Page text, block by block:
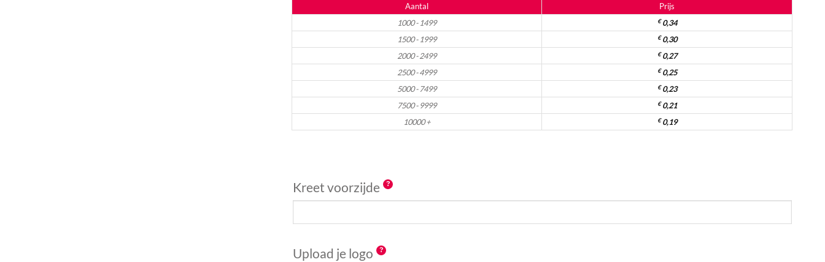
Aantal
Prijs
1000 - 1499
€0,34
1500 - 1999
€0,30
2000 - 2499
€0,27
2500 - 4999
€0,25
5000 - 7499
€0,23
7500 - 9999
€0,21
10000 +
€0,19
Kreet voorzijde
Upload je logo